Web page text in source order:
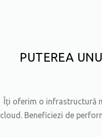
PUTEREA
Îți oferim o infrastructură
cloud. Beneficiezi de